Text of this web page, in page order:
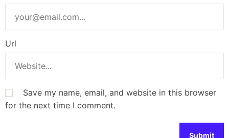
Url
Save my name, email, and website in this browser
for the next time I comment.